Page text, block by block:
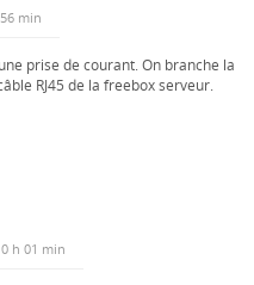
min
prise de courant. On branche la
RJ45 de la freebox serveur.
h 01 min